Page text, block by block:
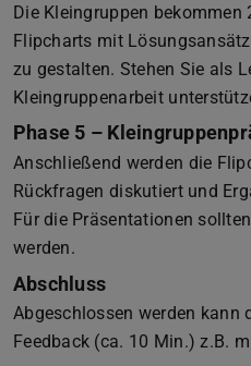
Die Kleingruppen bekommen
Flipcharts mit
zu gestalten. Stehen Sie als
Kleingruppenarbeit
Phase 5 –
Anschließend werden die
Rückfragen diskutiert und
Für die Präsentationen
werden.
Abschluss
Abgeschlossen werden kann
Feedback (ca. 10 Min.) z.B.